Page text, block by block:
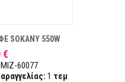
SOKANY 550W
€
60077
1 τεμ